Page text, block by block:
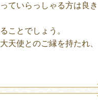
ていらっしゃる方は良き
ことでしょう。
天使とのご縁を持たれ、